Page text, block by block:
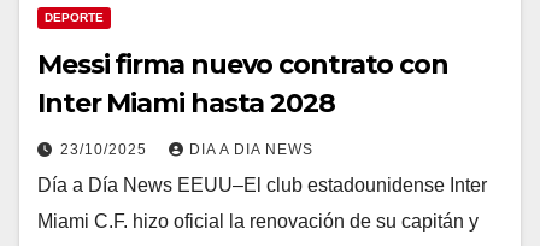
DEPORTE
Messi firma nuevo contrato con
Inter Miami hasta 2028
23/10/2025 DIA A DIA NEWS
Día a Día News EEUU–El club estadounidense Inter
Miami C.F. hizo oficial la renovación de su capitán y